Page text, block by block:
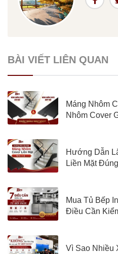
BÀI VIẾT LIÊN QUAN
Máng Nhôm
Nhôm Cover
Hướng Dẫn
Liền Mặt
Mua Tủ Bếp
Điều Cần
Vì Sao Nhiều